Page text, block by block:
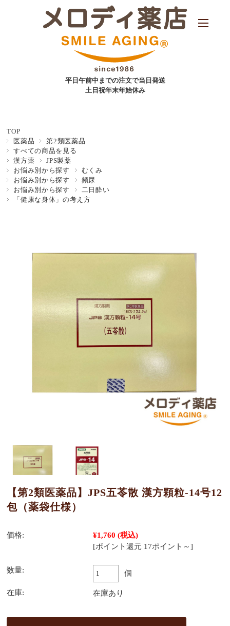
平日午前中までの注文で当日発送
土日祝年末年始休み
TOP
医薬品
第2類医薬品
すべての商品を見る
漢方薬
JPS製薬
お悩み別から探す
むくみ
お悩み別から探す
頻尿
お悩み別から探す
二日酔い
「健康な身体」の考え方
【第2類医薬品】JPS五苓散 漢方顆粒-14号12
包（薬袋仕様）
価格: ¥1,760 (税込)
[ポイント還元 17ポイント～]
数量: 個
在庫: 在庫あり